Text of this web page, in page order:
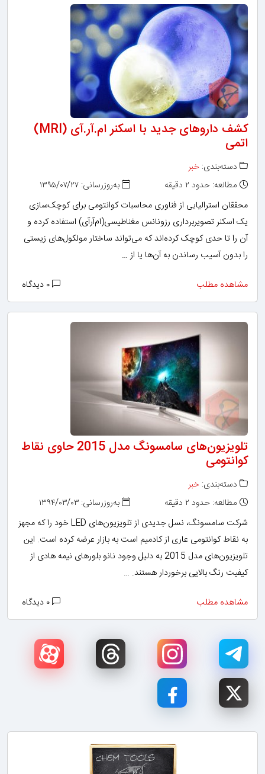
کشف داروهای جدید با اسکنر ام‌.آر.آی (MRI)
اتمی
دسته‌بندی: خبر
مطالعه: حدود ۲ دقیقه
به‌روزرسانی: ۱۳۹۵/۰۷/۲۷
محققان استرالیایی از فناوری محاسبات کوانتومی برای کوچک‌سازی
یک اسکنر تصویربرداری رزونانس مغناطیسی(ام‌آرآی) استفاده کرده و
آن را تا حدی کوچک کرده‌اند که می‌تواند ساختار مولکول‌های زیستی
را بدون آسیب رساندن به آن‌ها یا از …
مشاهده مطلب
تلویزیون‌های سامسونگ مدل 2015 حاوی نقاط
کوانتومی
دسته‌بندی: خبر
مطالعه: حدود ۲ دقیقه
به‌روزرسانی: ۱۳۹۴/۰۳/۰۳
شرکت سامسونگ، نسل جدیدی از تلویزیون‌های LED خود را که مجهز
به نقاط کوانتومی عاری از کادمیم است به بازار عرضه کرده است. این
تلویزیون‌های مدل 2015 به دلیل وجود نانو بلورهای نیمه‌ هادی از
کیفیت رنگ بالایی برخوردار هستند. …
مشاهده مطلب